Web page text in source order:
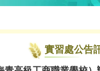
實習處公告